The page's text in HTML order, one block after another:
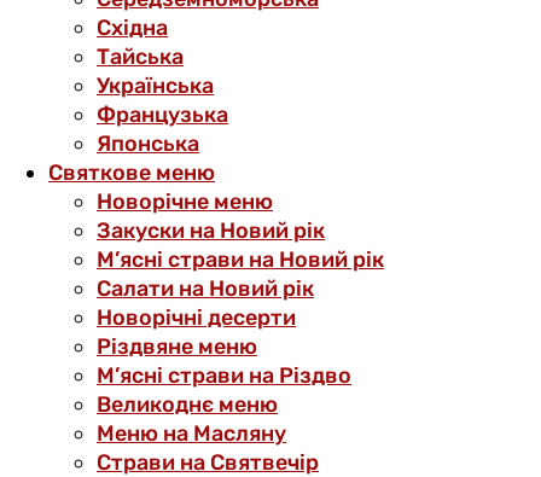
Східна
Тайська
Українська
Французька
Японська
Святкове меню
Новорічне меню
Закуски на Новий рік
М’ясні страви на Новий рік
Салати на Новий рік
Новорічні десерти
Різдвяне меню
М’ясні страви на Різдво
Великоднє меню
Меню на Масляну
Страви на Святвечір